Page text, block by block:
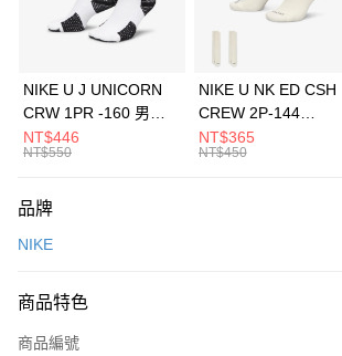
華南商業銀行
彰化商業銀行
上海商業儲蓄銀行
元大商業銀行
台灣樂天信用卡公司
Apple Pay
全盈+PAY
AFTEE先享後付
【關於「AFTEE先享後付」】
便利好安心！
３．安心：先確認商品／服務後，再付款。
【「AFTEE先享後付」結帳流程】
運送方式
每筆NT$100，滿NT$1,500(含以上)免運費
宅配
NIKE U J UNICORN
CRW 1PR -160 男女
中統襪 FZ3393100
NT$446
NT$550
NIKE U NK ED CSH
CREW 2P-144
EMBRDY 男女 短統襪
FZ3073133
NT$365
NT$450
品牌
NIKE
商品特色
商品編號